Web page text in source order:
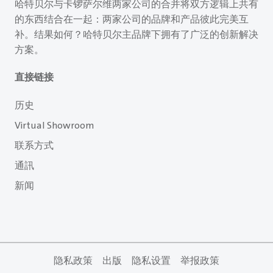
哈特贝尔与卡锣萨尔维两家公司的合并将双方逻辑上共有
的东西结合在一起：两家公司的品牌和产品彼此完美互
补。结果如何？哈特贝尔主品牌下拥有了广泛的创新解决
方案。
直接链接
历史
Virtual Showroom
联系方式
通訊
新闻
隐私政策 出版 隐私设置 举报政策